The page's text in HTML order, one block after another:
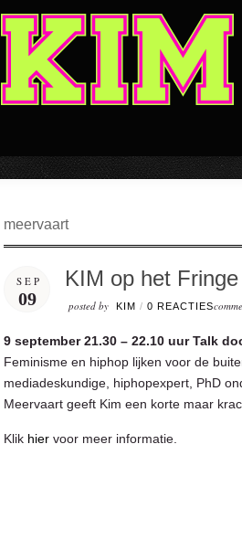
meervaart
SEP
09
KIM op het
posted by KIM / 0 REACTIES
9 september 21.30 – 22.10 uur Talk
Feminisme en hiphop lijken voor de
mediadeskundige, hiphopexpert, PhD
Meervaart geeft Kim een korte maar
Klik hier voor meer informatie.